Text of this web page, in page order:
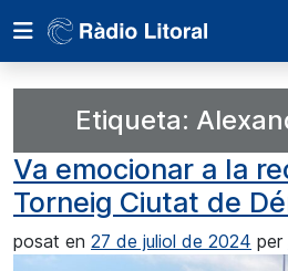
Etiqueta:
Va emocionar a la
Torneig Ciutat de
posat en 27 de juliol de 2024 per